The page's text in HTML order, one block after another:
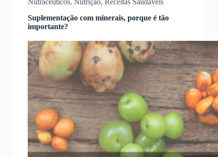
Nutracêuticos, Nutrição, Receitas Saudáveis
Suplementação com minerais, porque é tão
importante?